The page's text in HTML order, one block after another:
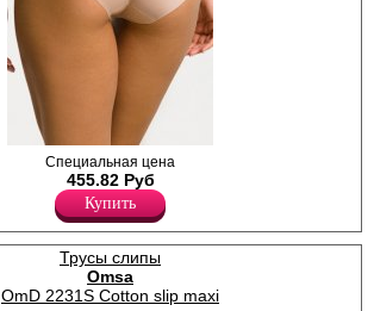
Ультратонкие бесшовные
женские слипы из невесомой
тонкой и прочной ткани, с
эффектом второй кожи,
высокой линией талии,
гигиеничной х/б ластовицей.
Полиамид 60%
Эластан 40%
Специальная цена
455.82 Руб
Купить
Трусы слипы
Omsa
OmD 2231S Cotton slip maxi